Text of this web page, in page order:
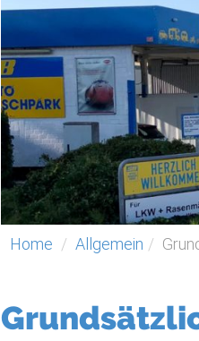
Home Allgemein